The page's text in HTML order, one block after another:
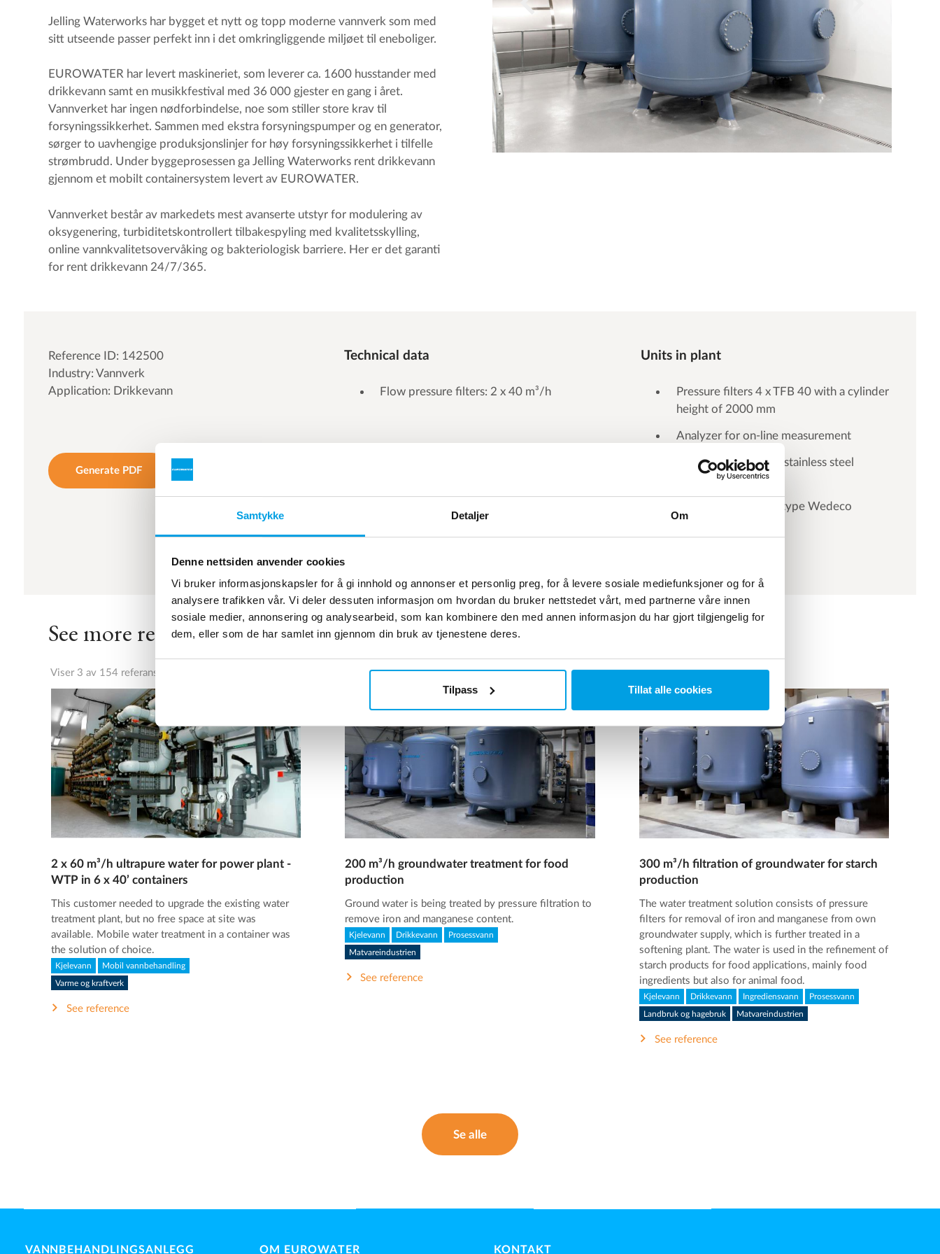
Samtykke Detaljer Om
Denne nettsiden anvender cookies
Vi bruker informasjonskapsler for å gi innhold og annonser et personlig preg, for å levere sosiale mediefunksjoner og for å
analysere trafikken vår. Vi deler dessuten informasjon om hvordan du bruker nettstedet vårt, med partnerne våre innen
sosiale medier, annonsering og analysearbeid, som kan kombinere den med annen informasjon du har gjort tilgjengelig for
dem, eller som de har samlet inn gjennom din bruk av tjenestene deres.
Tilpass Tillat alle cookies
Jelling Waterworks har bygget et nytt og topp moderne vannverk som med
sitt utseende passer perfekt inn i det omkringliggende miljøet til eneboliger.
EUROWATER har levert maskineriet, som leverer ca. 1600 husstander med
drikkevann samt en musikkfestival med 36 000 gjester en gang i året.
Vannverket har ingen nødforbindelse, noe som stiller store krav til
forsyningssikkerhet. Sammen med ekstra forsyningspumper og en generator,
sørger to uavhengige produksjonslinjer for høy forsyningssikkerhet i tilfelle
strømbrudd. Under byggeprosessen ga Jelling Waterworks rent drikkevann
gjennom et mobilt containersystem levert av EUROWATER.
Vannverket består av markedets mest avanserte utstyr for modulering av
oksygenering, turbiditetskontrollert tilbakespyling med kvalitetsskylling,
online vannkvalitetsovervåking og bakteriologisk barriere. Her er det garanti
for rent drikkevann 24/7/365.
Reference ID: 142500
Industry: Vannverk
Application: Drikkevann
Generate PDF
Technical data
Flow pressure filters: 2 x 40 m³/h
Units in plant
Pressure filters 4 x TFB 40 with a cylinder
height of 2000 mm
Analyzer for on-line measurement
Clean water tanks of stainless steel
AISI316L 2 x 200 m³
UV disinfection unit type Wedeco
See more references
Viser 3 av 154 referanser
2 x 60 m³/h ultrapure water for power plant -
WTP in 6 x 40’ containers
This customer needed to upgrade the existing water
treatment plant, but no free space at site was
available. Mobile water treatment in a container was
the solution of choice.
Kjelevann Mobil vannbehandling
Varme og kraftverk
See reference
200 m³/h groundwater treatment for food
production
Ground water is being treated by pressure filtration to
remove iron and manganese content.
Kjelevann Drikkevann Prosessvann
Matvareindustrien
See reference
300 m³/h filtration of groundwater for starch
production
The water treatment solution consists of pressure
filters for removal of iron and manganese from own
groundwater supply, which is further treated in a
softening plant. The water is used in the refinement of
starch products for food applications, mainly food
ingredients but also for animal food.
Kjelevann Drikkevann Ingrediensvann Prosessvann
Landbruk og hagebruk Matvareindustrien
See reference
Se alle
VANNBEHANDLINGSANLEGG OM EUROWATER KONTAKT